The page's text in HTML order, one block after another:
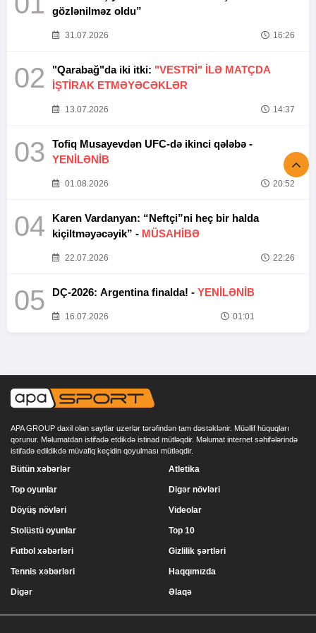
gözlənilməz oldu”
31.07.2026 16:26
02 "Qarabağ"da iki itki: "VESTRİ" İLƏ MATÇDA
İŞTİRAK ETMƏYƏCƏKLƏR
13.07.2026 14:37
03
Tofiq Musayevdən UFC-də ikinci qələbə -
YENİLƏNİB
01.08.2026 20:52
04
Karen Vardanyan: “Neftçi”ni heç bir halda
kiçiltməyəcəyik” - MÜSAHİBƏ
22.07.2026 22:26
05 DÇ-2026: Argentina finalda! - YENİLƏNİB
16.07.2026 01:01
APA GROUP daxil olan saytlar uzerlər tərəfindən tam dəstəklənir. Müəllif hüquqları
qorunur. Məlumatdan istifadə etdikdə istinad mütləqdir. Məlumat internet səhifələrində
istifadə edildikdə müvafiq keçidin qoyulması mütləqdir.
Bütün xəbərlər
Top oyunlar
Döyüş növləri
Stolüstü oyunlar
Atletika
Digər növləri
Videolar
Top 10
Futbol xəbərləri
Tennis xəbərləri
Digər
Gizlilik şərtləri
Haqqımızda
Əlaqə